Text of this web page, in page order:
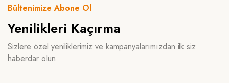
Bültenimize Abone Ol
Yenilikleri Kaçırma
Sizlere özel yeniliklerimiz ve kampanyalarımızdan ilk siz
haberdar olun